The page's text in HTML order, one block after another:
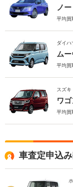
ノー
平均買
ダイハ
ム
平均買
スズキ
ワ
平均買
車査定申込